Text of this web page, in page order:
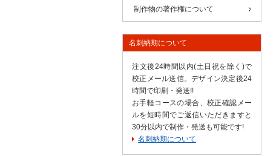
制作物の著作権について
名刺納期について
注文後24時間以内(土日祝を除く)で
校正メール送信。デザイン決定後24
時間で印刷・発送!!
お手軽コースの場合、校正確認メー
ルを短時間でご返信いただきますと
30分以内で制作・発送も可能です!
名刺納期について